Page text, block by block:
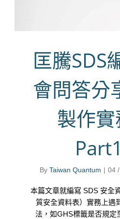
匡騰SDS
會問答分
製作
Part1
By Taiwan Quantum | 04
本篇文章就編寫 SDS 安全
質安全資料表）實務上遇
法，如GHS標籤是否規定